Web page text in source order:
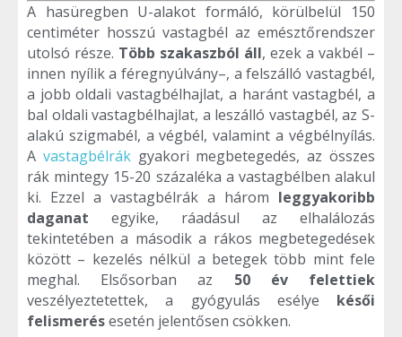
A hasüregben U-alakot formáló, körülbelül 150
centiméter hosszú vastagbél az emésztőrendszer
utolsó része. Több szakaszból áll, ezek a vakbél –
innen nyílik a féregnyúlvány–, a felszálló vastagbél,
a jobb oldali vastagbélhajlat, a haránt vastagbél, a
bal oldali vastagbélhajlat, a leszálló vastagbél, az S-
alakú szigmabél, a végbél, valamint a végbélnyílás.
A vastagbélrákgyakori megbetegedés, az összes
rák mintegy 15-20 százaléka a vastagbélben alakul
ki. Ezzel a vastagbélrák a három leggyakoribb
daganat egyike, ráadásul az elhalálozás
tekintetében a második a rákos megbetegedések
között – kezelés nélkül a betegek több mint fele
meghal. Elsősorban az 50 év felettiek
veszélyeztetettek, a gyógyulás esélye késői
felismerésesetén jelentősen csökken.